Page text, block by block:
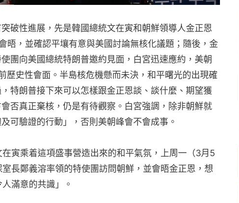
破性進展，先是韓國總統文在寅和朝鮮領導人金正恩
晤，並確認平壤有意與美國討論無核化議題；隨後，金
團向美國總統特朗普邀約見面，白宮迅速應約，美朝
歷史性會面。半島核危機懸而未決，和平曙光的出現確
特朗普接下來可以怎樣跟金正恩談、談什麼、期望獲
否真正棄核，仍是有待觀察。白宮強調，除非朝鮮就
可驗證的行動」，否則美朝峰會不會成事。
寅乘着這項盛事營造出來的和平氣氛，上周一（3月5
室長鄭義溶率領的特使團訪問朝鮮，並會晤金正恩，想
滿意的共識」。